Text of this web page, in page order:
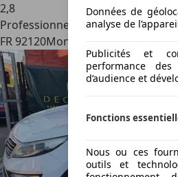
2,8
Professionnel
FR 92120Montrouge
Données de
analyse de
Publicités et
performance
d’audience et
Fonctions
Nous ou ces
outils et